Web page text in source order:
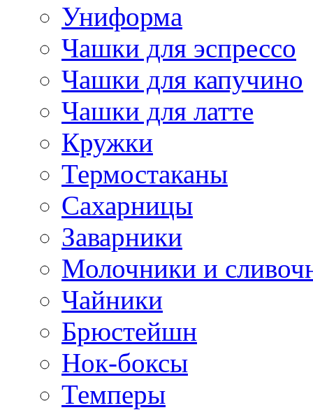
Униформа
Чашки для эспрессо
Чашки для капучино
Чашки для латте
Кружки
Термостаканы
Сахарницы
Заварники
Молочники и
Чайники
Брюстейшн
Нок-боксы
Темперы